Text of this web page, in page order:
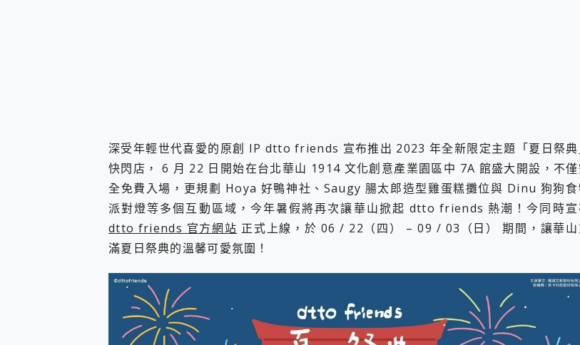
3 個超值 MHN 飛人工具分享~~ iToolab AnyGo 魔物獵人 Now飛人 ios教學 不
小體積 40000mAh 超大容量 一次充5個設備 充好充滿 CUKTECH 酷態科 300W
97.3% 恢復率，資料救援就是這麼簡單 EaseUS Data Recovery Wizard Free
Xiaomi 14 Ultra 開箱 評測~ 有深度的 Leica 影像旗艦手機! 加碼小旗艦 Xiaomi
人像旗艦 vivo V30 系列 開箱 評測! 首搭蔡司光學鏡頭、攝影棚級柔光環、拍攝
多個願望一次滿足 超強散熱 微星 MSI Claw A1M-026TW 電競掌機 開箱 評測
一吸完美對位 擁有超強吸力與超好用的隱磁支架 O-ONE MAG 最會吸的行動電
OPPO 哈蘇 300mm 專業增距鏡實測：Find X9 Ultra 光學長焦隨手拍，紀錄生
Motorola edge 70 pro 及 moto g37 power上市，登錄在送飛利浦氣炸鍋
近八千元的 Soundcore Liberty 5 Pro Max，有螢幕的耳機會是智商稅嗎?
ASUS Pad 全面應援 Me Time，加碼愛奇藝黃金雙周卡體驗，專案價最低 NT$0
深受年輕世代喜愛的原創 IP dtto friends 宣布推出 2023 年全新限定主題「夏日祭典
快閃店， 6 月 22 日開始在台北華山 1914 文化創意產業園區中 7A 館盛大開設，不
全免費入場，更規劃 Hoya 好鴨神社、Saugy 腸太郎造型雞蛋糕攤位與 Dinu 狗狗食
派對燈等多個互動區域，今年暑假將再次讓華山掀起 dtto friends 熱潮！今同時宣
dtto friends 官方網站 正式上線，於 06 / 22（四） – 09 / 03（日） 期間，讓華山
滿夏日祭典的溫馨可愛氛圍！